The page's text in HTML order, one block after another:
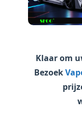
Klaar om
Bezoek